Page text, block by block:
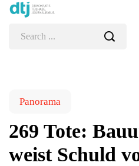
Panorama
269 Tote:
weist Schuld